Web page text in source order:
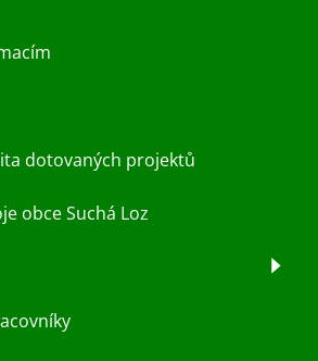
dotovaných projektů
obce Suchá Loz